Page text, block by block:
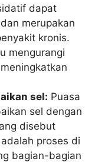
dapat
merupakan
kronis.
mengurangi
sel: Puasa
sel dengan
disebut
proses di
bagian-bagian